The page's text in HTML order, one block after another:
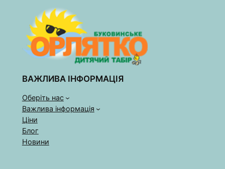
ВАЖЛИВА ІНФОРМАЦІЯ
Оберіть нас
Важлива інформація
Ціни
Блог
Новини